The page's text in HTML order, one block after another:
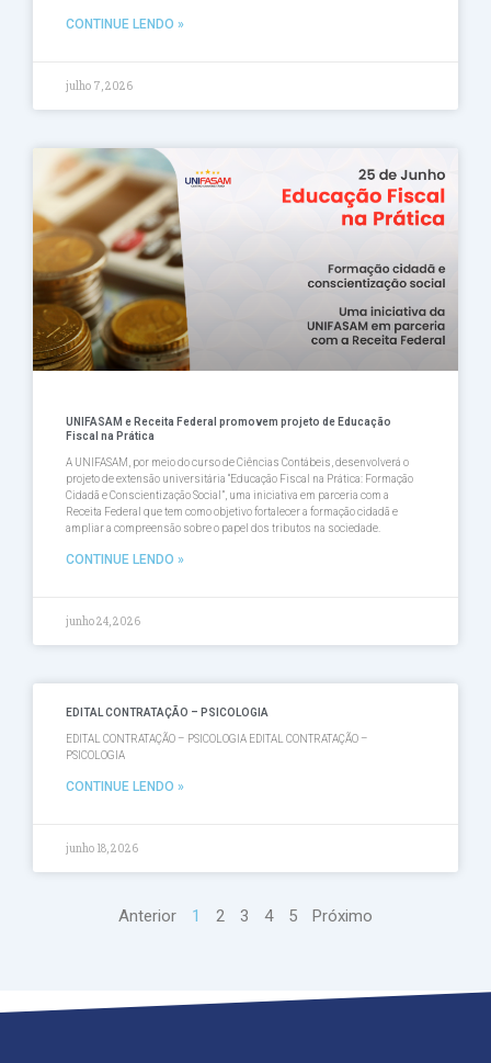
CONTINUE LENDO »
julho 7, 2026
UNIFASAM e Receita Federal promovem projeto de Educação
Fiscal na Prática
A UNIFASAM, por meio do curso de Ciências Contábeis, desenvolverá o
projeto de extensão universitária “Educação Fiscal na Prática: Formação
Cidadã e Conscientização Social”, uma iniciativa em parceria com a
Receita Federal que tem como objetivo fortalecer a formação cidadã e
ampliar a compreensão sobre o papel dos tributos na sociedade.
CONTINUE LENDO »
junho 24, 2026
EDITAL CONTRATAÇÃO – PSICOLOGIA
EDITAL CONTRATAÇÃO – PSICOLOGIA EDITAL CONTRATAÇÃO –
PSICOLOGIA
CONTINUE LENDO »
junho 18, 2026
Anterior 1 2 3 4 5 Próximo